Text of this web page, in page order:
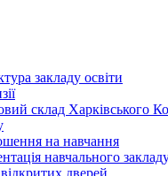
закладу освіти
склад Харківського
на навчання
навчального
дверей